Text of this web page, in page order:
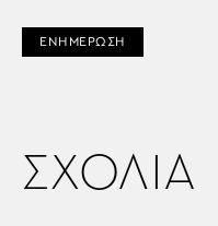
ΕΝΗΜΕΡΩΣΗ
ΣΧΟΛΙΑ